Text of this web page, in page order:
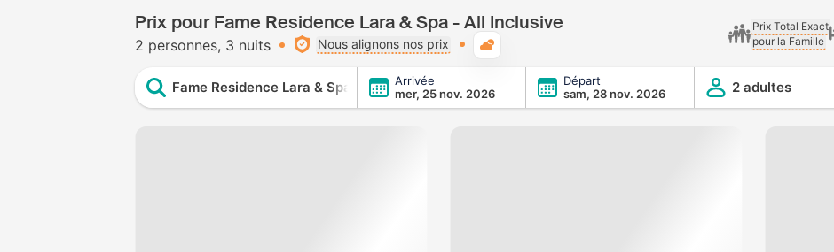
Prix pour Fame Residence Lara & Spa - All Inclusive
2 personnes 3 nuits Nous alignons nos prix
Prix Total Exact
pour la Famille
Fame Residence Lara & Spa - All Inclusive
Arrivée
mer, 25 nov. 2026
Départ
sam, 28 nov. 2026
2 adultes